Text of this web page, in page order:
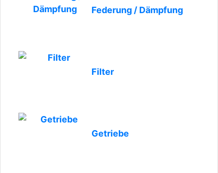
Federung / Dämpfung
Filter
Getriebe